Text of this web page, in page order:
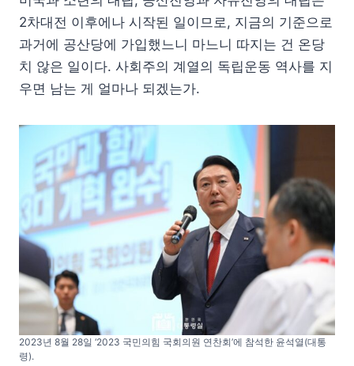
2차대전 이후에나 시작된 일이므로, 지금의 기준으로
과거에 공산당에 가입했느니 마느니 따지는 건 온당
치 않은 일이다. 사회주의 계열의 독립운동 역사를 지
우면 남는 게 얼마나 되겠는가.
2023년 8월 28일 ‘2023 국민의힘 국회의원 연찬회’에 참석한 윤석열(대통
령).